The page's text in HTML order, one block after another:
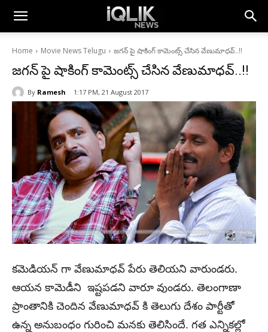
Home Movie News Telugu జగన్ పై షాకింగ్ కామెంట్స్ చేసిన వేణుమాధవ్..!!
జగన్ పై షాకింగ్ కామెంట్స్ చేసిన వేణుమాధవ్..!!
By Ramesh 1:17 PM, 21 August 2017
కమెడియన్ గా వేణుమాధవ్ పేరు తెలియని వారుండరు.
ఆయన కామెడీని ఇష్టపడని వారూ వుండరు. తెలంగాణా
ప్రాంతానికి చెందిన వేణుమాధవ్ కి తెలుగు దేశం పార్టీతో
ఉన్న అనుబంధం గురించి మనకు తెలిసిందే. గత ఎన్నికల్లో